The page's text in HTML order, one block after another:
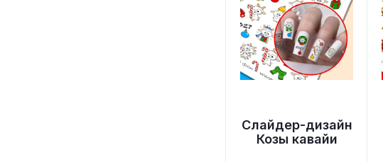
Слайдер-дизайн
Козы кавайи